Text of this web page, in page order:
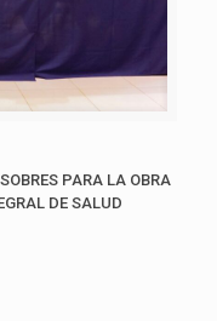
PARA LA OBRA
DE SALUD